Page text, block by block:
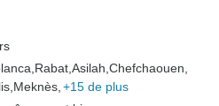
Rabat, Asilah, Chefchaouen,
Meknès, +15 de plus